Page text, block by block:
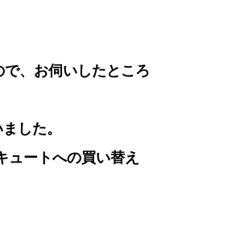
、お伺いしたところ
した。
ートへの買い替え